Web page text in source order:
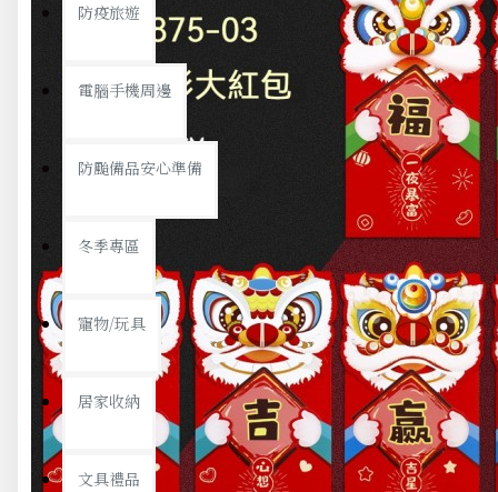
防疫旅遊
電腦手機周邊
防颱備品安心準備
冬季專區
寵物/玩具
居家收納
文具禮品